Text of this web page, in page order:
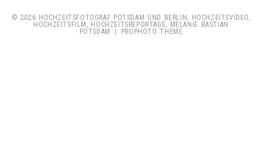
© 2026 HOCHZEITSFOTOGRAF POTSDAM UND BERLIN, HOCHZEITSVIDEO,
HOCHZEITSFILM, HOCHZEITSREPORTAGE, MELANIE BASTIAN
POTSDAM
| PROPHOTO THEME